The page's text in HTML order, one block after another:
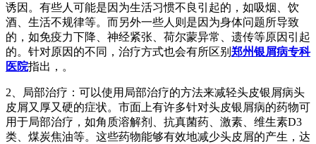
诱因。有些人可能是因为生活习惯不良引起的，如吸烟、饮
酒、生活不规律等。而另外一些人则是因为身体问题所导致
的，如免疫力下降、神经紧张、荷尔蒙异常、遗传等原因引起
的。针对原因的不同，治疗方式也会有所区别 郑州银屑病专科
医院指出，。
2、局部治疗：可以使用局部治疗的方法来减轻头皮银屑病头
皮屑又厚又硬的症状。市面上有许多针对头皮银屑病的药物可
用于局部治疗，如角质溶解剂、抗真菌药、激素、维生素D3
类、煤炭焦油等。这些药物能够有效地减少头皮屑的产生，达